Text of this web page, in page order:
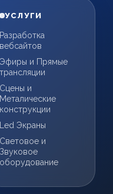
УСЛУГИ
Разработка
вебсайтов
Эфиры и Прямые
трансляции
Сцены и
Металические
конструкции
Led Экраны
Световое и
Звуковое
оборудование